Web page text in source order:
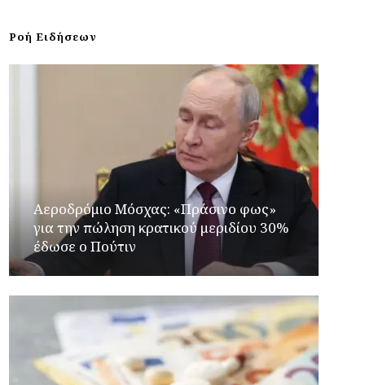
Ροή Ειδήσεων
Αεροδρόμιο Μόσχας: «Πράσινο φως»
για την πώληση κρατικού μεριδίου 30%
έδωσε ο Πούτιν